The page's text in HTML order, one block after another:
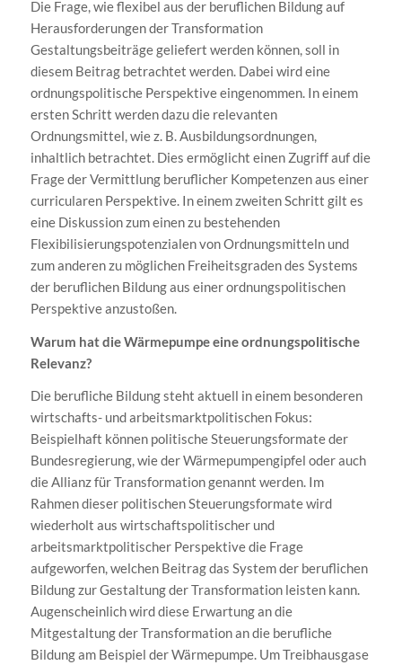
Die Frage, wie flexibel aus der beruflichen Bildung auf
Herausforderungen der Transformation
Gestaltungsbeiträge geliefert werden können, soll in
diesem Beitrag betrachtet werden. Dabei wird eine
ordnungspolitische Perspektive eingenommen. In einem
ersten Schritt werden dazu die relevanten
Ordnungsmittel, wie z. B. Ausbildungsordnungen,
inhaltlich betrachtet. Dies ermöglicht einen Zugriff auf die
Frage der Vermittlung beruflicher Kompetenzen aus einer
curricularen Perspektive. In einem zweiten Schritt gilt es
eine Diskussion zum einen zu bestehenden
Flexibilisierungspotenzialen von Ordnungsmitteln und
zum anderen zu möglichen Freiheitsgraden des Systems
der beruflichen Bildung aus einer ordnungspolitischen
Perspektive anzustoßen.
Warum hat die Wärmepumpe eine ordnungspolitische
Relevanz?
Die berufliche Bildung steht aktuell in einem besonderen
wirtschafts- und arbeitsmarktpolitischen Fokus:
Beispielhaft können politische Steuerungsformate der
Bundesregierung, wie der Wärmepumpengipfel oder auch
die Allianz für Transformation genannt werden. Im
Rahmen dieser politischen Steuerungsformate wird
wiederholt aus wirtschaftspolitischer und
arbeitsmarktpolitischer Perspektive die Frage
aufgeworfen, welchen Beitrag das System der beruflichen
Bildung zur Gestaltung der Transformation leisten kann.
Augenscheinlich wird diese Erwartung an die
Mitgestaltung der Transformation an die berufliche
Bildung am Beispiel der Wärmepumpe. Um Treibhausgase